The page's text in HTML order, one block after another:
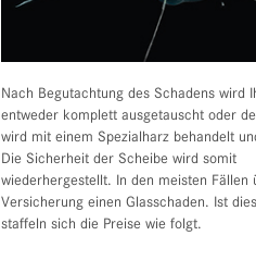
Nach Begutachtung des Schadens wird
entweder komplett ausgetauscht oder
wird mit einem Spezialharz behandelt
Die Sicherheit der Scheibe wird somit
wiederhergestellt. In den meisten Fällen
Versicherung einen Glasschaden. Ist
staffeln sich die Preise wie folgt.